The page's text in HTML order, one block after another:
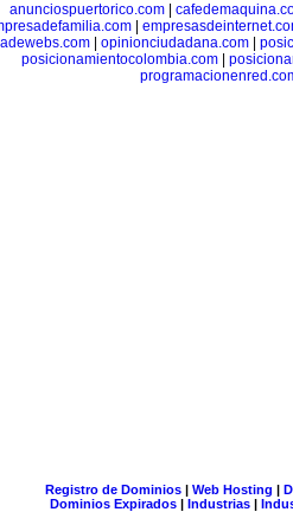
anunciospuertorico.com|
opinionciudadana.com
posicionamientocolombia.com|
Registro de Dominios| Web Hosting |
Dominios Expirados | Industrias |